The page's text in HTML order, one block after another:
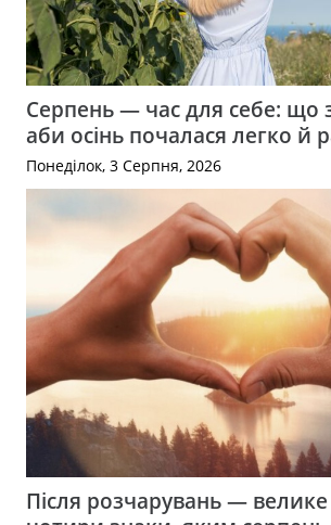
Серпень — час для себе: що
аби осінь почалася легко й
Понеділок, 3 Серпня, 2026
Після розчарувань —